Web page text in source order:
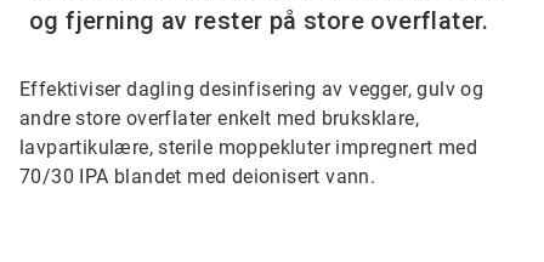
og fjerning av rester på store overflater.
Effektiviser dagling desinfisering av vegger, gulv og
andre store overflater enkelt med bruksklare,
lavpartikulære, sterile moppekluter impregnert med
70/30 IPA blandet med deionisert vann.